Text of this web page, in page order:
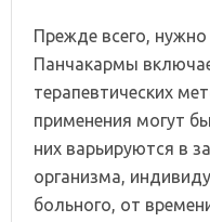
Прежде всего,
Панчакармы
терапевтических
применения могут
них варьируются в
организма,
больного, от